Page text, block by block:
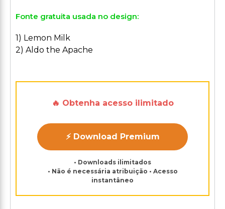
Fonte gratuita usada no design:
1) Lemon Milk
2) Aldo the Apache
🔥 Obtenha acesso ilimitado
⚡ Download Premium
• Downloads ilimitados
• Não é necessária atribuição • Acesso
instantâneo